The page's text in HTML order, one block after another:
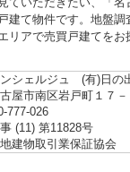
建て物件です。地盤
リアで売買戸建てを
シェルジュ (有)日の
屋市南区岩戸町１７－
777-026
(11) 第11828号
建物取引業保証協会